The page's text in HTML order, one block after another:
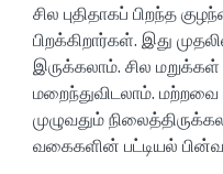
சில புதிதாகப் பிறந்த
பிறக்கிறார்கள். இது
இருக்கலாம். சில
மறைந்துவிடலாம்.
முழுவதும்
வகைகளின் பட்டியல்